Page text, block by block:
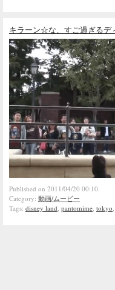
キラーン☆な、すご過ぎるデ
Published on 2011/04/20 00:10.
Category: 動画/ムービー
Tags: disney land pantomime tokyo